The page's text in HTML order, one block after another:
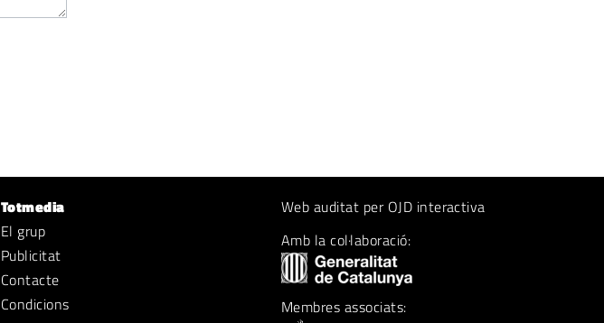
Totmedia
El grup
Publicitat
Contacte
Condicions
Web auditat per OJD interactiva
Amb la col·laboració:
Membres associats: